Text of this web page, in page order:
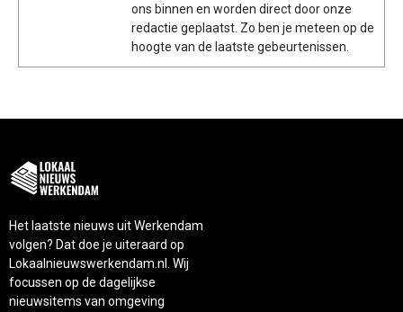
ons binnen en worden direct door onze
redactie geplaatst. Zo ben je meteen op de
hoogte van de laatste gebeurtenissen.
Het laatste nieuws uit Werkendam
volgen? Dat doe je uiteraard op
Lokaalnieuwswerkendam.nl. Wij
focussen op de dagelijkse
nieuwsitems van omgeving